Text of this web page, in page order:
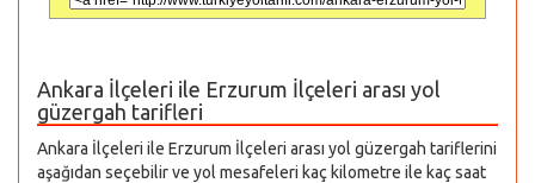
Ankara İlçeleri ile Erzurum İlçeleri arası yol
güzergah tarifleri
Ankara İlçeleri ile Erzurum İlçeleri arası yol güzergah tariflerini
aşağıdan seçebilir ve yol mesafeleri kaç kilometre ile kaç saat